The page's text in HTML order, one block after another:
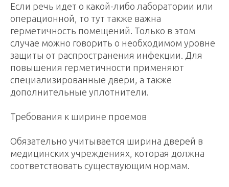
Если речь идет о какой-либо лаборатории или
операционной, то тут также важна
герметичность помещений. Только в этом
случае можно говорить о необходимом уровне
защиты от распространения инфекции. Для
повышения герметичности применяют
специализированные двери, а также
дополнительные уплотнители.
Требования к ширине проемов
Обязательно учитывается ширина дверей в
медицинских учреждениях, которая должна
соответствовать существующим нормам.